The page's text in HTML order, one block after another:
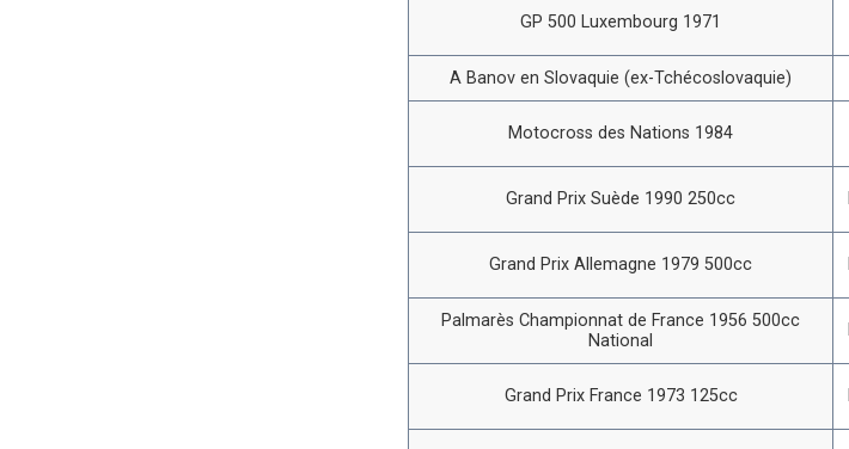
GP 500 Luxembourg 1971
A Banov en Slovaquie (ex-Tchécoslovaquie)
Motocross des Nations 1984
Grand Prix Suède 1990 250cc
Grand Prix Allemagne 1979 500cc
Palmarès Championnat de France 1956 500cc
National
Grand Prix France 1973 125cc